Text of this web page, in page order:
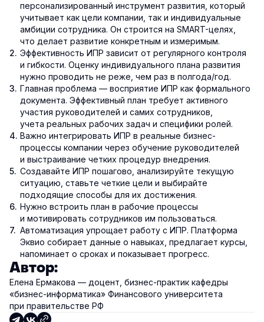
персонализированный инструмент развития, который
учитывает как цели компании, так и индивидуальные
амбиции сотрудника. Он строится на SMART-целях,
что делает развитие конкретным и измеримым.
Эффективность ИПР зависит от регулярного контроля
и гибкости. Оценку индивидуального плана развития
нужно проводить не реже, чем раз в полгода/год.
Главная проблема — восприятие ИПР как формального
документа. Эффективный план требует активного
участия руководителей и самих сотрудников,
учета реальных рабочих задач и специфики ролей.
Важно интегрировать ИПР в реальные бизнес-
процессы компании через обучение руководителей
и выстраивание четких процедур внедрения.
Создавайте ИПР пошагово, анализируйте текущую
ситуацию, ставьте четкие цели и выбирайте
подходящие способы для их достижения.
Нужно встроить план в рабочие процессы
и мотивировать сотрудников им пользоваться.
Автоматизация упрощает работу с ИПР. Платформа
Эквио собирает данные о навыках, предлагает курсы,
напоминает о сроках и показывает прогресс.
Автор:
Елена Ермакова — доцент, бизнес-практик кафедры
«бизнес-информатика» Финансового университета
при правительстве РФ